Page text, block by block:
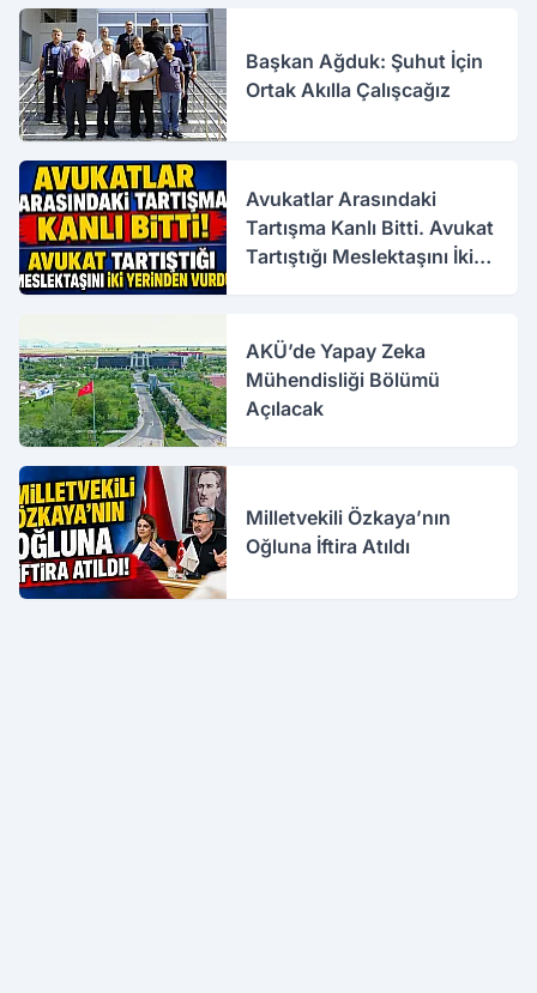
Başkan Ağduk: Şuhut İçin
Ortak Akılla Çalışcağız
Avukatlar Arasındaki
Tartışma Kanlı Bitti. Avukat
Tartıştığı Meslektaşını İki
AKÜ’de Yapay Zeka
Mühendisliği Bölümü
Açılacak
Milletvekili Özkaya’nın
Oğluna İftira Atıldı